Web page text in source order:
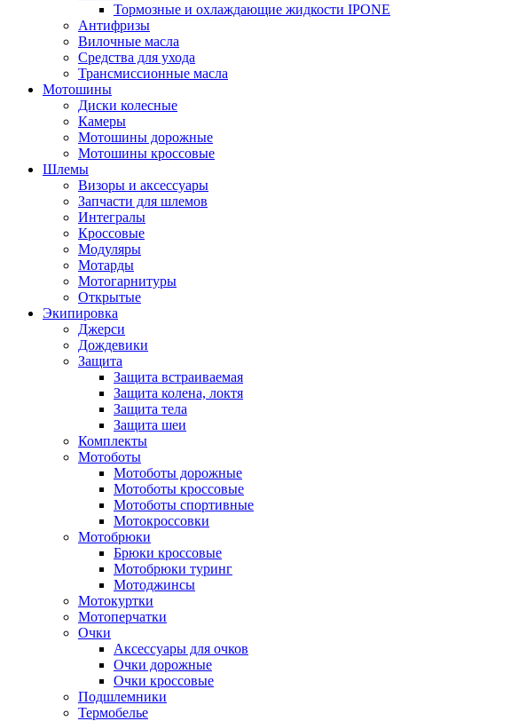
Тормозные и охлаждающие жидкости IPONE
Антифризы
Вилочные масла
Средства для ухода
Трансмиссионные масла
Мотошины
Диски колесные
Камеры
Мотошины дорожные
Мотошины кроссовые
Шлемы
Визоры и аксессуары
Запчасти для шлемов
Интегралы
Кроссовые
Модуляры
Мотарды
Мотогарнитуры
Открытые
Экипировка
Джерси
Дождевики
Защита
Защита встраиваемая
Защита колена, локтя
Защита тела
Защита шеи
Комплекты
Мотоботы
Мотоботы дорожные
Мотоботы кроссовые
Мотоботы спортивные
Мотокроссовки
Мотобрюки
Брюки кроссовые
Мотобрюки туринг
Мотоджинсы
Мотокуртки
Мотоперчатки
Очки
Аксессуары для очков
Очки дорожные
Очки кроссовые
Подшлемники
Термобелье